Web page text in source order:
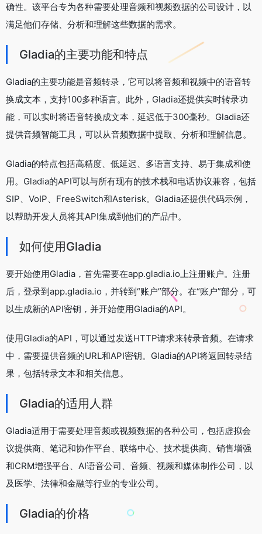
确性。该平台专为各种需要处理音频和视频数据的公司设计，以
满足他们存储、分析和理解这些数据的需求。
Gladia的主要功能和特点
Gladia的主要功能是音频转录，它可以将音频和视频中的语音转
换成文本，支持100多种语言。此外，Gladia还提供实时转录功
能，可以实时将语音转换成文本，延迟低于300毫秒。Gladia还
提供音频智能工具，可以从音频数据中提取、分析和理解信息。
Gladia的特点包括高精度、低延迟、多语言支持、易于集成和使
用。Gladia的API可以与所有现有的技术栈和电话协议兼容，包括
SIP、VoIP、FreeSwitch和Asterisk。Gladia还提供代码示例，
以帮助开发人员将其API集成到他们的产品中。
如何使用Gladia
要开始使用Gladia，首先需要在app.gladia.io上注册账户。注册
后，登录到app.gladia.io，并转到“账户”部分。在“账户”部分，可
以生成新的API密钥，并开始使用Gladia的API。
使用Gladia的API，可以通过发送HTTP请求来转录音频。在请求
中，需要提供音频的URL和API密钥。Gladia的API将返回转录结
果，包括转录文本和相关信息。
Gladia的适用人群
Gladia适用于需要处理音频或视频数据的各种公司，包括虚拟会
议提供商、笔记和协作平台、联络中心、技术提供商、销售增强
和CRM增强平台、AI语音公司、音频、视频和媒体制作公司，以
及医学、法律和金融等行业的专业公司。
Gladia的价格